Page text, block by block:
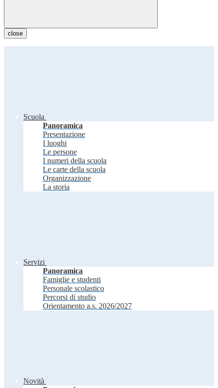
close
Scuola
Panoramica
Presentazione
I luoghi
Le persone
I numeri della scuola
Le carte della scuola
Organizzazione
La storia
Servizi
Panoramica
Famiglie e studenti
Personale scolastico
Percorsi di studio
Orientamento a.s. 2026/2027
Novità